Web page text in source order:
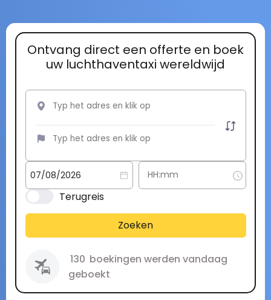
Ontvang direct een offerte en boek
uw luchthaventaxi wereldwijd
Terugreis
Zoeken
130 boekingen werden vandaag
geboekt